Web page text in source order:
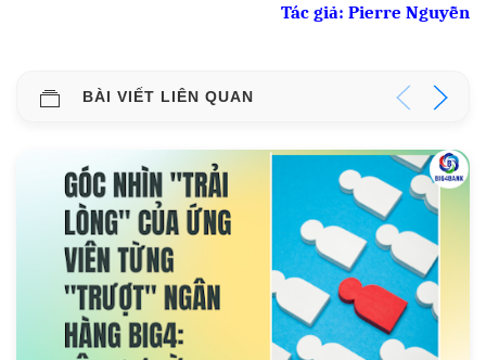
Tác giả: Pierre Nguyễn
BÀI VIẾT LIÊN QUAN